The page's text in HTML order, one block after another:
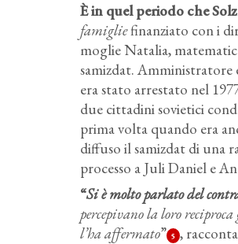
È in quel periodo che
famigliefinanziato con i
moglie Natalia,
samizdat. Amministratore
era stato arrestato nel
due cittadini sovietici
prima volta quando era
diffuso il samizdat di una
processo a Juli Daniel e
“Si è molto parlato del
percepivano la loro reciproca
l’ha affermato” 5 ,